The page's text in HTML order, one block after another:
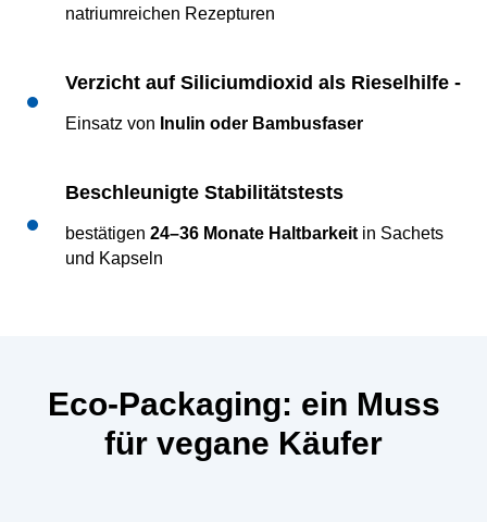
natriumreichen Rezepturen
Verzicht auf Siliciumdioxid als Rieselhilfe -
Einsatz von Inulin oder Bambusfaser
Beschleunigte Stabilitätstests
bestätigen 24–36 Monate Haltbarkeit in Sachets
und Kapseln
Eco-Packaging: ein Muss
für vegane Käufer